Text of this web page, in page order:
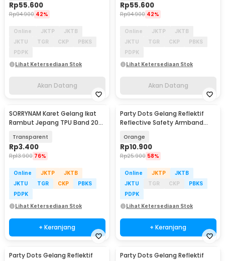
Rp55.600
Rp94.900 42%
Online JKTP
JKTB
JKTU
TGR CKP
PBKS
PDPK
Lihat Ketersediaan Stok
Akan Datang
Rp55.600
Rp94.900 42%
Online JKTP
JKTB
JKTU
TGR CKP
PBKS
PDPK
Lihat Ketersediaan Stok
Akan Datang
SORRYNAM Karet Gelang Ikat
Rambut Jepang TPU Band 200
Transparent
Rp3.400
Rp13.900 76%
Online JKTP
JKTB
JKTU
TGR CKP
PBKS
PDPK
Lihat Ketersediaan Stok
+ Keranjang
Party Dots Gelang Reflektif
Reflective Safety Armband
Orange
Rp10.900
Rp25.900 58%
Online JKTP
JKTB
JKTU
TGR CKP
PBKS
PDPK
Lihat Ketersediaan Stok
+ Keranjang
Party Dots Gelang Reflektif
Party Dots Gelang Reflektif